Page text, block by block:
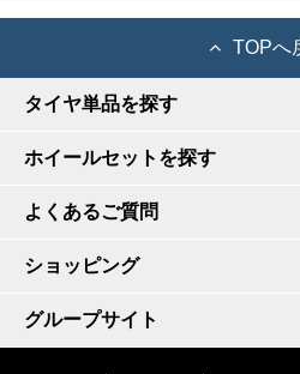
TOPへ
タイヤ単品を探す
ホイールセットを探す
よくあるご質問
ショッピング
グループサイト